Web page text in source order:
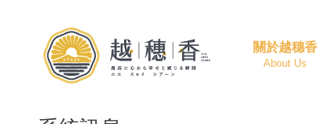
關於越穗香
About Us